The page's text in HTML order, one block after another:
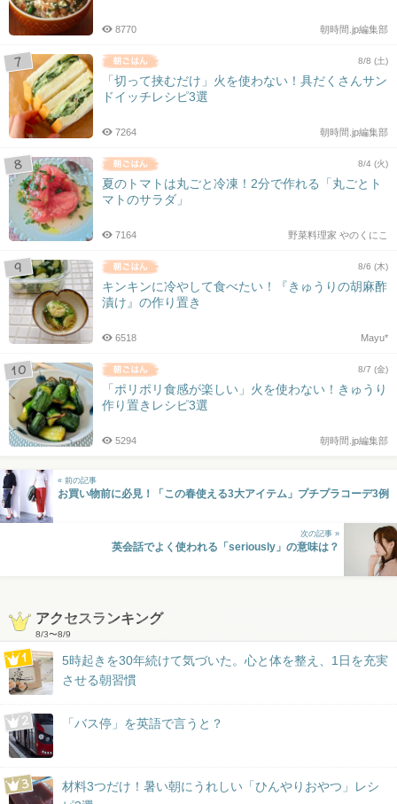
朝時間.jp編集部
8770
8/8 (土)
「切って挟むだけ」火を使わない！具だくさんサン
ドイッチレシピ3選
朝時間.jp編集部
7264
8/4 (火)
夏のトマトは丸ごと冷凍！2分で作れる「丸ごとト
マトのサラダ」
野菜料理家 やのくにこ
7164
8/6 (木)
キンキンに冷やして食べたい！『きゅうりの胡麻酢
漬け』の作り置き
Mayu*
6518
8/7 (金)
「ポリポリ食感が楽しい」火を使わない！きゅうり
作り置きレシピ3選
朝時間.jp編集部
5294
« 前の記事
お買い物前に必見！「この春使える3大アイテム」プチプラコーデ3例
次の記事 »
英会話でよく使われる「seriously」の意味は？
アクセスランキング
8/3〜8/9
5時起きを30年続けて気づいた。心と体を整え、1日を充実
させる朝習慣
「バス停」を英語で言うと？
材料3つだけ！暑い朝にうれしい「ひんやりおやつ」レシ